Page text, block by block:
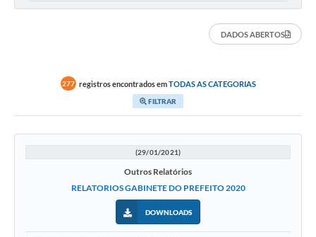
Arquivos para Download
Links
DADOS ABERTOS
277 registros encontrados emTODAS AS CATEGORIAS
FILTRAR
(29/01/2021)
Outros Relatórios
RELATORIOS GABINETE DO PREFEITO 2020
DOWNLOADS